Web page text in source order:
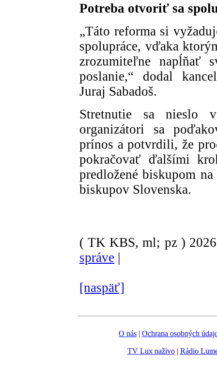
Potreba otvoriť sa
„Táto reforma si
spolupráce, vďaka
zrozumiteľne napĺňať
poslanie,“ dodal
Juraj Sabadoš.
Stretnutie sa nieslo
organizátori sa
prínos a potvrdili, že
pokračovať ďalšími
predložené biskupom
biskupov Slovenska.
( TK KBS, ml; pz )
správe |
[naspäť]
O nás | Ochrana osobných
TV Lux naživo| Rádio